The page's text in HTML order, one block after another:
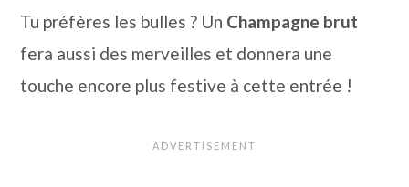
Tu préfères les bulles ? Un Champagne brut
fera aussi des merveilles et donnera une
touche encore plus festive à cette entrée !